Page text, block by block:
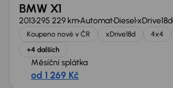
BMW X1
2013295 229 kmAutomatDiesel xDrive18d
Koupeno nové v ČR xDrive18d 4x4
+4 dalších
Měsíční splátka
od 1 269 Kč
Nově v nabídce